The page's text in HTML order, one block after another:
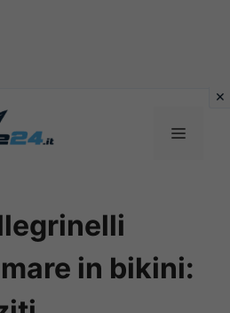
MENU
in bikini: